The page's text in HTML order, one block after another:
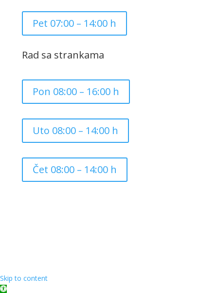
Pet 07:00 – 14:00 h
Rad sa strankama
Pon 08:00 – 16:00 h
Uto 08:00 – 14:00 h
Čet 08:00 – 14:00 h
Skip to content
Open toolbar